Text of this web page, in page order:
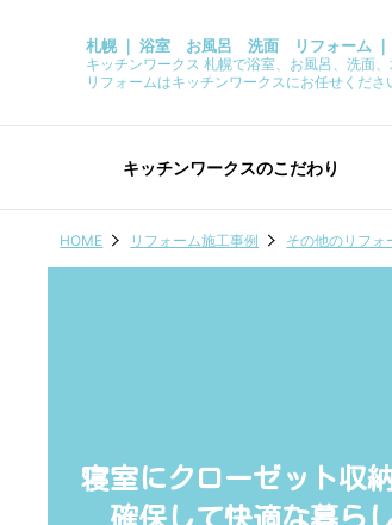
札幌 ｜ 浴室 お風呂 洗面 リフォーム ｜
キッチンワークス 札幌で浴室、お風呂、洗面
リフォームはキッチンワークスにお任せくださ
キッチンワークスのこだわり
HOME リフォーム施工事例 その他のリフォ
寝室にクローゼット収
確保して快適な暮ら